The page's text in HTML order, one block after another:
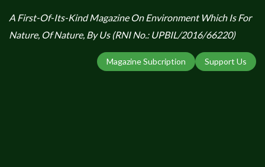
A First-Of-Its-Kind Magazine On Environment Which Is For
Nature, Of Nature, By Us (RNI No.: UPBIL/2016/66220)
Support Us
Magazine Subcription